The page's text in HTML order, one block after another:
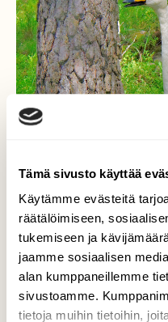
Tämä sivusto käyttää
Käytämme evästeitä
räätälöimiseen,
tukemiseen ja
jaamme sosiaalisen
alan kumppaneillemme
sivustoamme.
tietoja muihin tietoihin,